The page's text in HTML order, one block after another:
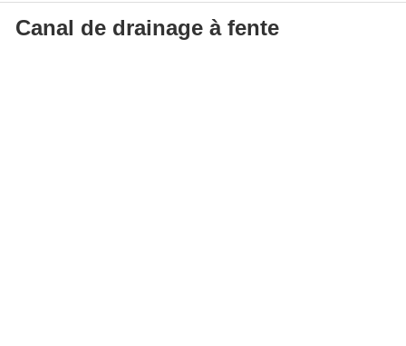
fente Canal de drainage à fente
Canal de drainage à fente